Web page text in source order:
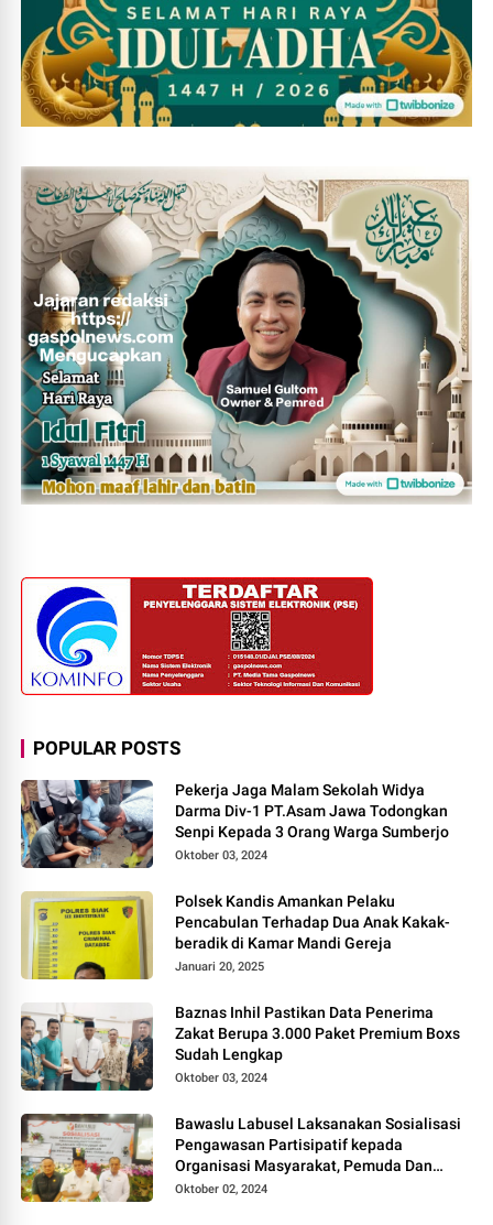
POPULAR POSTS
Pekerja Jaga Malam Sekolah Widya
Darma Div-1 PT.Asam Jawa Todongkan
Senpi Kepada 3 Orang Warga Sumberjo
Oktober 03, 2024
Polsek Kandis Amankan Pelaku
Pencabulan Terhadap Dua Anak Kakak-
beradik di Kamar Mandi Gereja
Januari 20, 2025
Baznas Inhil Pastikan Data Penerima
Zakat Berupa 3.000 Paket Premium Boxs
Sudah Lengkap
Oktober 03, 2024
Bawaslu Labusel Laksanakan Sosialisasi
Pengawasan Partisipatif kepada
Organisasi Masyarakat, Pemuda Dan
Agama Pada pilkada Serentak 2024
Oktober 02, 2024